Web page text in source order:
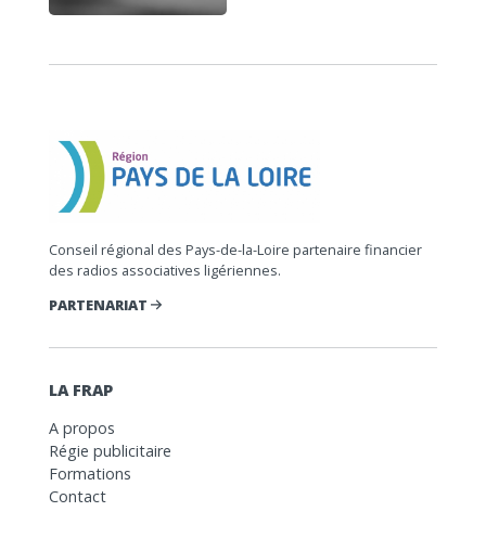
Conseil régional des Pays-de-la-Loire partenaire financier
des radios associatives ligériennes.
PARTENARIAT
LA FRAP
A propos
Régie publicitaire
Formations
Contact